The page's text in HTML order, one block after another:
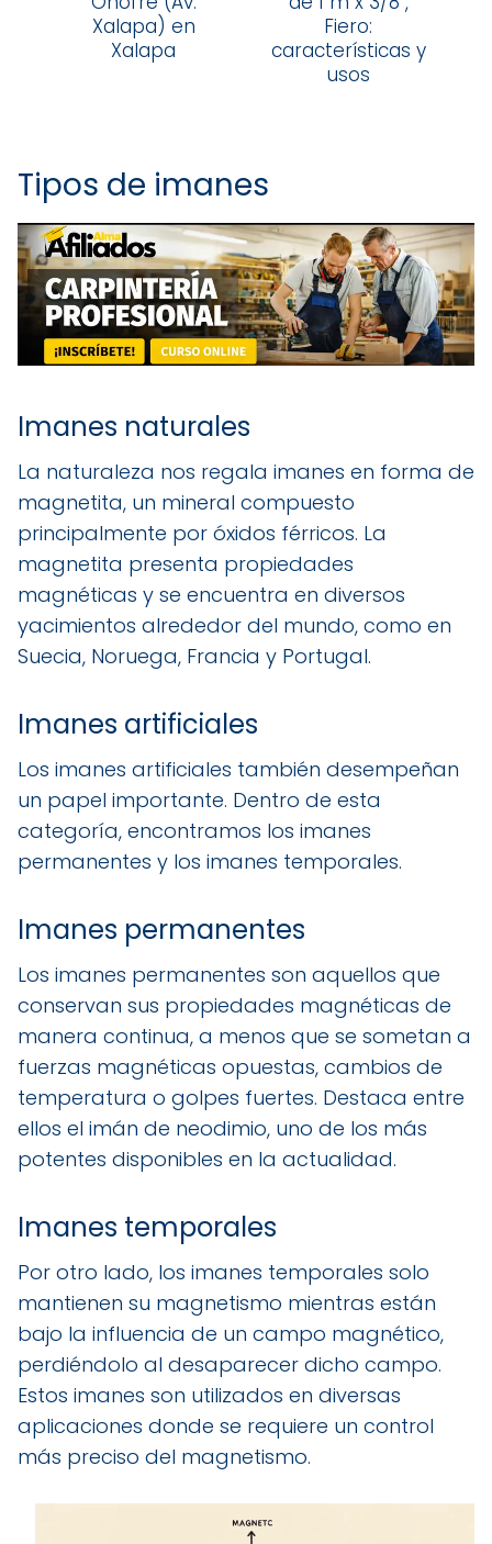
Xalapa) en
Xalapa
Fiero:
características y
usos
Tipos de imanes
Imanes naturales
La naturaleza nos regala imanes en forma de
magnetita, un mineral compuesto
principalmente por óxidos férricos. La
magnetita presenta propiedades
magnéticas y se encuentra en diversos
yacimientos alrededor del mundo, como en
Suecia, Noruega, Francia y Portugal.
Imanes artificiales
Los imanes artificiales también desempeñan
un papel importante. Dentro de esta
categoría, encontramos los imanes
permanentes y los imanes temporales.
Imanes permanentes
Los imanes permanentes son aquellos que
conservan sus propiedades magnéticas de
manera continua, a menos que se sometan a
fuerzas magnéticas opuestas, cambios de
temperatura o golpes fuertes. Destaca entre
ellos el imán de neodimio, uno de los más
potentes disponibles en la actualidad.
Imanes temporales
Por otro lado, los imanes temporales solo
mantienen su magnetismo mientras están
bajo la influencia de un campo magnético,
perdiéndolo al desaparecer dicho campo.
Estos imanes son utilizados en diversas
aplicaciones donde se requiere un control
más preciso del magnetismo.